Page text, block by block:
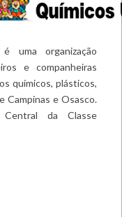
uma organização
e companheiras
químicos, plásticos,
Campinas e Osasco.
da Classe